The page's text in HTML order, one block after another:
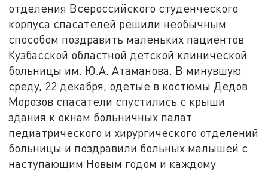
отделения Всероссийского студенческого
корпуса спасателей решили необычным
способом поздравить маленьких пациентов
Кузбасской областной детской клинической
больницы им. Ю.А. Атаманова. В минувшую
среду, 22 декабря, одетые в костюмы Дедов
Морозов спасатели спустились с крыши
здания к окнам больничных палат
педиатрического и хирургического отделений
больницы и поздравили больных малышей с
наступающим Новым годом и каждому